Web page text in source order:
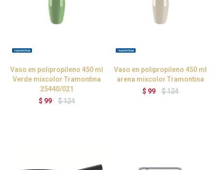
Vaso en polipropileno 450 ml
Verde mixcolor Tramontina
25440/021
$ 99 $124
Vaso en polipropileno 450 ml
arena mixcolor Tramontina
$ 99 $124